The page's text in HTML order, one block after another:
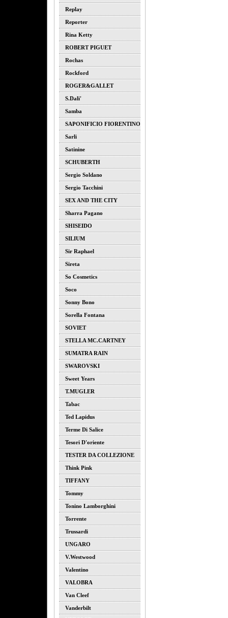
Replay
Reporter
Rina Ketty
ROBERT PIGUET
Rochas
Rockford
ROGER&GALLET
S.dali'
Samba
SAPONIFICIO FIORENTINO
Sarli
Satinine
SCHUBERTH
Sergio Soldano
Sergio Tacchini
SEX AND THE CITY
Sharra Pagano
SHISEIDO
SILIUM
Sir Raphael
Sireta
So Cosmetics
Soco
Sonny Bono
Sorella Fontana
SOVIET
STELLA MC.CARTNEY
SUMATRA RAIN
SWAROVSKI
Sweet Years
T.MUGLER
Tabac
Ted Lapidus
Terme Di Salice
Tesori D'oriente
TESTER DA COLLEZIONE
Think Pink
TIFFANY
Tommy
Tonino Lamborghini
Torrente
Trussardi
UNGARO
V.westwood
Valentino
VALOBRA
Van Cleef
Vanderbilt